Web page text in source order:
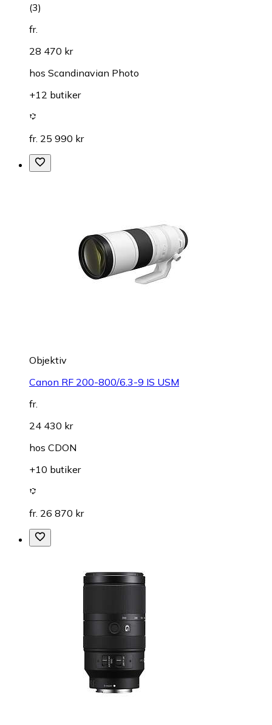
(3)
fr.
28 470 kr
hos Scandinavian Photo
+12 butiker
fr. 25 990 kr
Objektiv
Canon RF 200-800/6.3-9 IS USM
fr.
24 430 kr
hos CDON
+10 butiker
fr. 26 870 kr